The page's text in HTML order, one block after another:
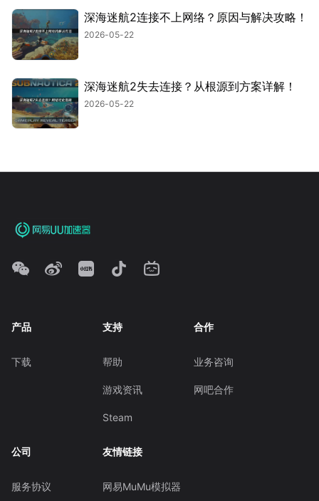
深海迷航2连接不上网络？原因与解决攻略！
2026-05-22
深海迷航2失去连接？从根源到方案详解！
2026-05-22
产品
下载
支持
帮助
游戏资讯
Steam
合作
业务咨询
网吧合作
公司
服务协议
友情链接
网易MuMu模拟器